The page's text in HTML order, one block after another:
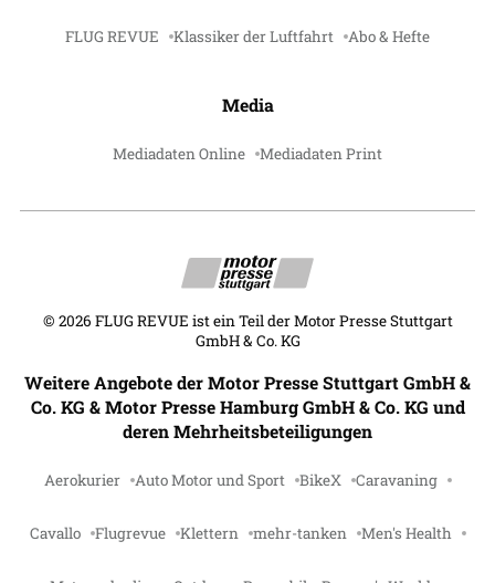
FLUG REVUE Klassiker der Luftfahrt Abo & Hefte
Media
Mediadaten Online Mediadaten Print
© 2026 FLUG REVUE ist ein Teil der Motor Presse Stuttgart
GmbH & Co. KG
Weitere Angebote der Motor Presse Stuttgart GmbH &
Co. KG & Motor Presse Hamburg GmbH & Co. KG und
deren Mehrheitsbeteiligungen
Aerokurier Auto Motor und Sport BikeX Caravaning
Cavallo Flugrevue Klettern mehr-tanken Men's Health